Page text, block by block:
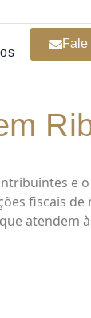
e
fiscais de
atendem